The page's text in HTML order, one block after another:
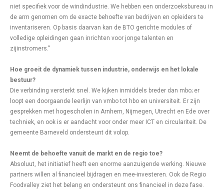
niet specifiek voor de windindustrie. We hebben een onderzoeksbureau in
de arm genomen om de exacte behoefte van bedrijven en opleiders te
inventariseren. Op basis daarvan kan de BTO gerichte modules of
volledige opleidingen gaan inrichten voor jonge talenten en
zijinstromers.”
Hoe groeit de dynamiek tussen industrie, onderwijs en het lokale
bestuur?
Die verbinding versterkt snel. We kijken inmiddels breder dan mbo; er
loopt een doorgaande leerlijn van vmbo tot hbo en universiteit. Er zijn
gesprekken met hogescholen in Arnhem, Nijmegen, Utrecht en Ede over
techniek, en ook is er aandacht voor onder meer ICT en circulariteit. De
gemeente Barneveld ondersteunt dit volop.
Neemt de behoefte vanuit de markt en de regio toe?
Absoluut, het initiatief heeft een enorme aanzuigende werking. Nieuwe
partners willen al financieel bijdragen en mee-investeren. Ook de Regio
Foodvalley ziet het belang en ondersteunt ons financieel in deze fase.